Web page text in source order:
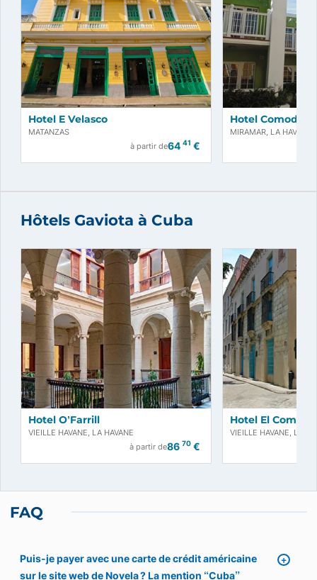
imbattables.
Réservez
Hotel E Velasco
MATANZAS
à partir de64 41 €
Hotel Comodoro
MIRAMAR, LA HAVANE
Hôtels Gaviota à Cuba
Hotel O’Farrill
VIEILLE HAVANE, LA HAVANE
à partir de86 70€
Hotel El
VIEILLE HAVANE, LA
FAQ
Puis-je payer avec une carte de crédit américaine
sur le site web de Novela ? La mention “Cuba”